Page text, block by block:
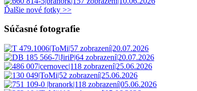
Ďalšie nové fotky >>
Súčasné fotografie